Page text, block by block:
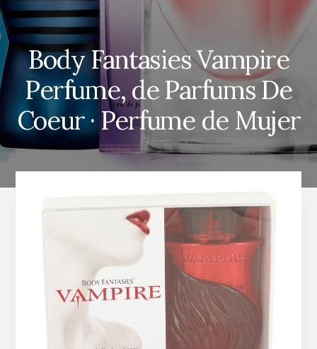
Body Fantasies Vampire
Perfume, de Parfums De
Coeur · Perfume de Mujer